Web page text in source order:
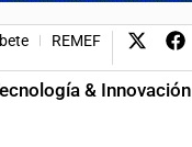
REMEF
& Innovación